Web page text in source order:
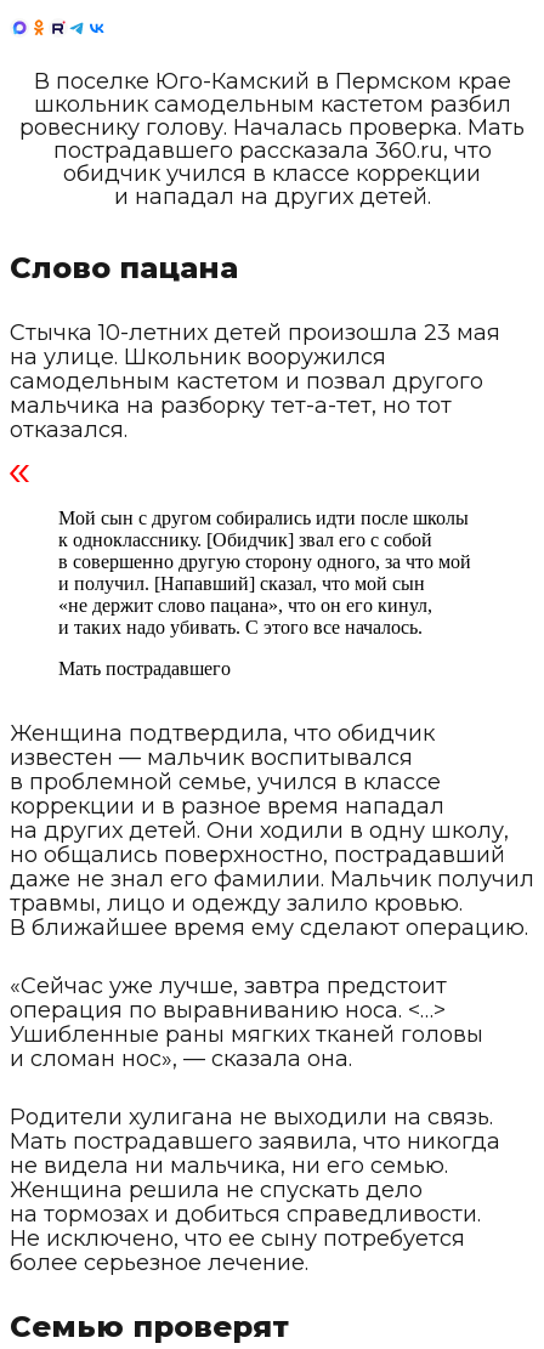
В поселке Юго-Камский в Пермском крае
школьник самодельным кастетом разбил
ровеснику голову. Началась проверка. Мать
пострадавшего рассказала 360.ru, что
обидчик учился в классе коррекции
и нападал на других детей.
Слово пацана
Стычка 10-летних детей произошла 23 мая
на улице. Школьник вооружился
самодельным кастетом и позвал другого
мальчика на разборку тет-а-тет, но тот
отказался.
Мой сын с другом собирались идти после школы
к однокласснику. [Обидчик] звал его с собой
в совершенно другую сторону одного, за что мой
и получил. [Напавший] сказал, что мой сын
«не держит слово пацана», что он его кинул,
и таких надо убивать. С этого все началось.
Мать пострадавшего
Женщина подтвердила, что обидчик
известен — мальчик воспитывался
в проблемной семье, учился в классе
коррекции и в разное время нападал
на других детей. Они ходили в одну школу,
но общались поверхностно, пострадавший
даже не знал его фамилии. Мальчик получил
травмы, лицо и одежду залило кровью.
В ближайшее время ему сделают операцию.
«Сейчас уже лучше, завтра предстоит
операция по выравниванию носа. <…>
Ушибленные раны мягких тканей головы
и сломан нос», — сказала она.
Родители хулигана не выходили на связь.
Мать пострадавшего заявила, что никогда
не видела ни мальчика, ни его семью.
Женщина решила не спускать дело
на тормозах и добиться справедливости.
Не исключено, что ее сыну потребуется
более серьезное лечение.
Семью проверят